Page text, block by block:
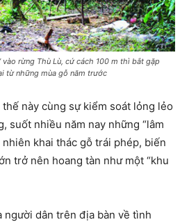
vào rừng Thù Lù, cứ cách 100 m thì bắt gặp
từ những mùa gỗ năm trước
này cùng sự kiểm soát lỏng lẻo
suốt nhiều năm nay những “lâm
khai thác gỗ trái phép, biến
trở nên hoang tàn như một “khu
người dân trên địa bàn về tình